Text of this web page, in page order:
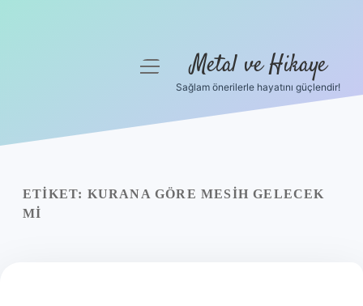
Yasal Uyarı
menüyüMetal ve Hikaye
Sağlam önerilerle hayatını güçlendir!
ETIKET: KURANA GÖRE MESIH GELECEK
MI